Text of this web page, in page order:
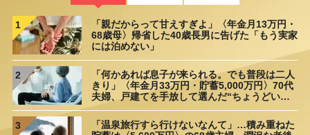
1
「親だからって甘えすぎよ」〈年金月13万円・
68歳母〉帰省した40歳長男に告げた「もう実家
には泊めない」
2
「何かあれば息子が来られる。でも普段は二人
きり」〈年金月33万円・貯蓄5,000万円〉70代
夫婦、戸建てを手放して選んだ“ちょうどいい
3
「温泉旅行すら行けないなんて」…積み重ねた